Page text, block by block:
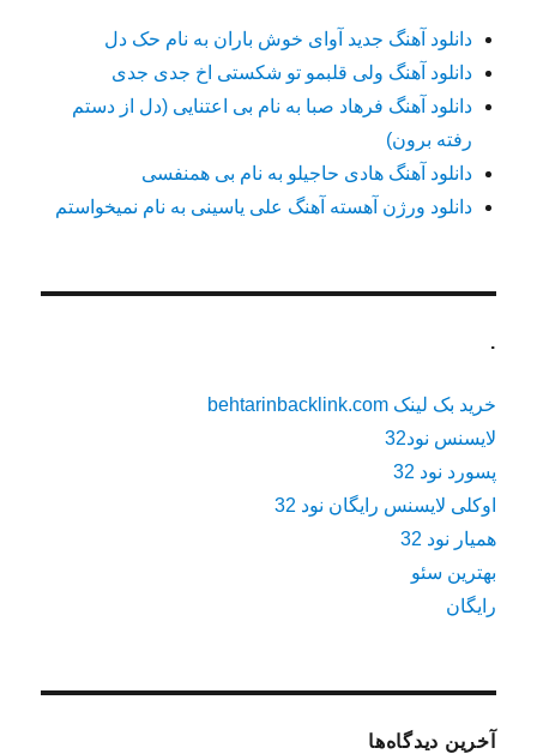
دانلود آهنگ جدید آوای خوش باران به نام حک دل
دانلود آهنگ ولی قلبمو تو شکستی اخ جدی جدی
دانلود آهنگ فرهاد صبا به نام بی اعتنایی (دل از دستم
رفته برون)
دانلود آهنگ هادی حاجیلو به نام بی همنفسی
دانلود ورژن آهسته آهنگ علی یاسینی به نام نمیخواستم
.
خرید بک لینک behtarinbacklink.com
لایسنس نود32
پسورد نود 32
اوکلی لایسنس رایگان نود 32
همیار نود 32
بهترین سئو
رایگان
آخرین دیدگاه‌ها